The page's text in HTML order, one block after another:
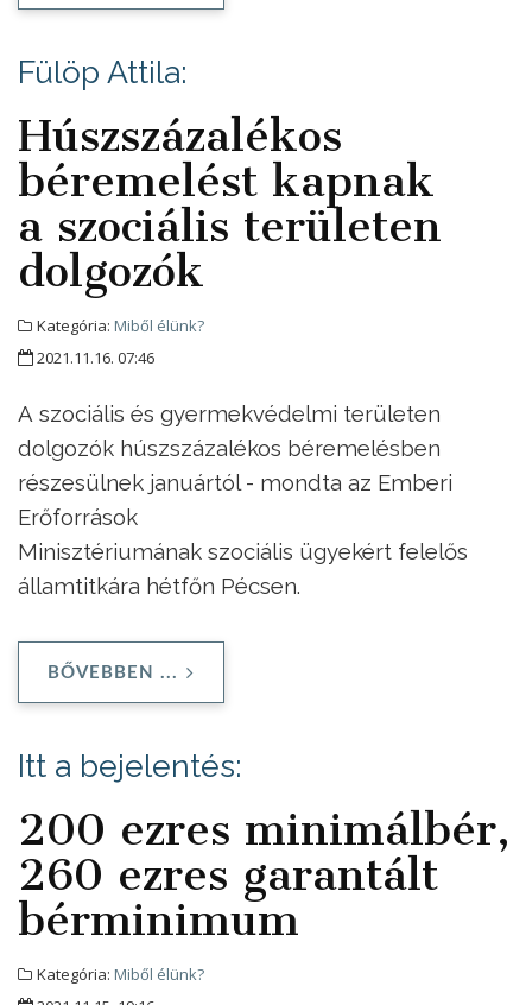
Fülöp Attila:
Húszszázalékos
béremelést kapnak
a szociális területen
dolgozók
Kategória: Miből élünk?
2021.11.16. 07:46
A szociális és gyermekvédelmi területen
dolgozók húszszázalékos béremelésben
részesülnek januártól - mondta az Emberi
Erőforrások
Minisztériumának szociális ügyekért felelős
államtitkára hétfőn Pécsen.
BŐVEBBEN ...
Itt a bejelentés:
200 ezres minimálbér,
260 ezres garantált
bérminimum
Kategória: Miből élünk?